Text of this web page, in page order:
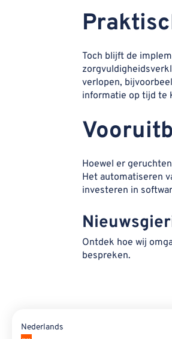
Toch blijft de
verlopen,
informatie op tijd te
Hoewel er
Het automatiseren
investeren in
Ontdek hoe wij
bespreken.
Nederlands